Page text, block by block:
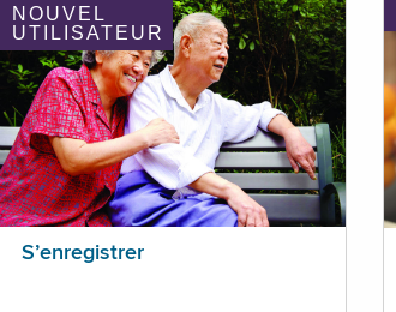
NOUVEL
UTILISATEUR
S’enregistrer